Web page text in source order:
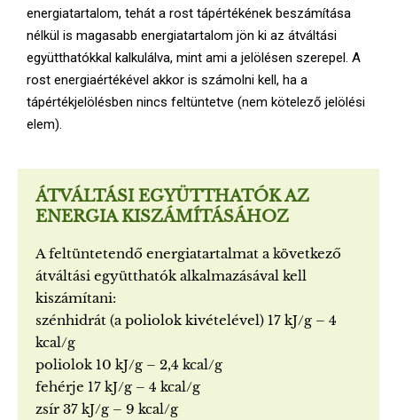
energiatartalom, tehát a rost tápértékének beszámítása
nélkül is magasabb energiatartalom jön ki az átváltási
együtthatókkal kalkulálva, mint ami a jelölésen szerepel. A
rost energiaértékével akkor is számolni kell, ha a
tápértékjelölésben nincs feltüntetve (nem kötelező jelölési
elem).
ÁTVÁLTÁSI EGYÜTTHATÓK AZ
ENERGIA KISZÁMÍTÁSÁHOZ
A feltüntetendő energiatartalmat a következő
átváltási együtthatók alkalmazásával kell
kiszámítani:
szénhidrát (a poliolok kivételével) 17 kJ/g – 4
kcal/g
poliolok 10 kJ/g – 2,4 kcal/g
fehérje 17 kJ/g – 4 kcal/g
zsír 37 kJ/g – 9 kcal/g